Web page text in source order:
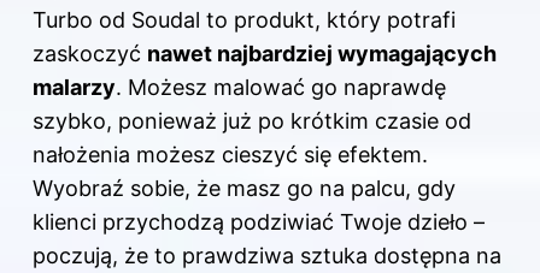
Turbo od Soudal to produkt, który potrafi
zaskoczyć nawet najbardziej wymagających
malarzy. Możesz malować go naprawdę
szybko, ponieważ już po krótkim czasie od
nałożenia możesz cieszyć się efektem.
Wyobraź sobie, że masz go na palcu, gdy
klienci przychodzą podziwiać Twoje dzieło –
poczują, że to prawdziwa sztuka dostępna na